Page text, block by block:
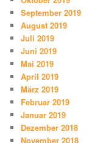
September 2019
August 2019
Juli 2019
Juni 2019
Mai 2019
April 2019
März 2019
Februar 2019
Januar 2019
Dezember 2018
November 2018